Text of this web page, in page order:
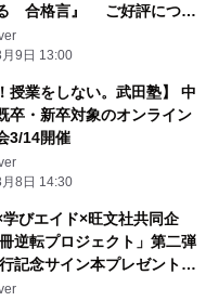
合格言』 ご好評につ
信第1回目が3月5日(金)に
9日 13:00
授業をしない。武田塾】 中
卒・新卒対象のオンライン
3/14開催
8日 14:30
学びエイド×旺文社共同企
逆転プロジェクト」第二弾
記念サイン本プレゼントキ
実施